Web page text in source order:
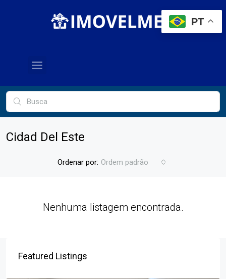
Cidad Del Este
Ordenar por: Ordem padrão
Nenhuma listagem encontrada.
Featured Listings
PT